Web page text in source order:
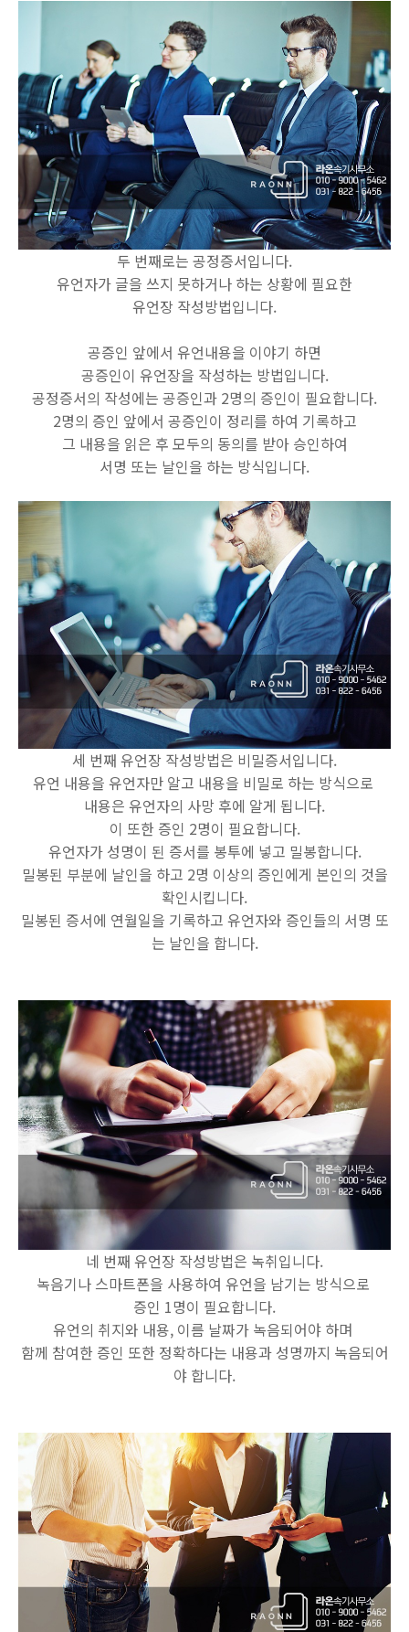
두 번째로는 공정증서입니다.
유언자가 글을 쓰지 못하거나 하는 상황에 필요한
유언장 작성방법입니다.
공증인 앞에서 유언내용을 이야기 하면
공증인이 유언장을 작성하는 방법입니다.
공정증서의 작성에는 공증인과 2명의 증인이 필요합니다.
2명의 증인 앞에서 공증인이 정리를 하여 기록하고
그 내용을 읽은 후 모두의 동의를 받아 승인하여
서명 또는 날인을 하는 방식입니다.
세 번째 유언장 작성방법은 비밀증서입니다.
유언 내용을 유언자만 알고 내용을 비밀로 하는 방식으로
내용은 유언자의 사망 후에 알게 됩니다.
이 또한 증인 2명이 필요합니다.
유언자가 성명이 된 증서를 봉투에 넣고 밀봉합니다.
밀봉된 부분에 날인을 하고 2명 이상의 증인에게 본인의 것을
확인시킵니다.
밀봉된 증서에 연월일을 기록하고 유언자와 증인들의 서명 또
는 날인을 합니다.
네 번째 유언장 작성방법은 녹취입니다.
녹음기나 스마트폰을 사용하여 유언을 남기는 방식으로
증인 1명이 필요합니다.
유언의 취지와 내용, 이름 날짜가 녹음되어야 하며
함께 참여한 증인 또한 정확하다는 내용과 성명까지 녹음되어
야 합니다.